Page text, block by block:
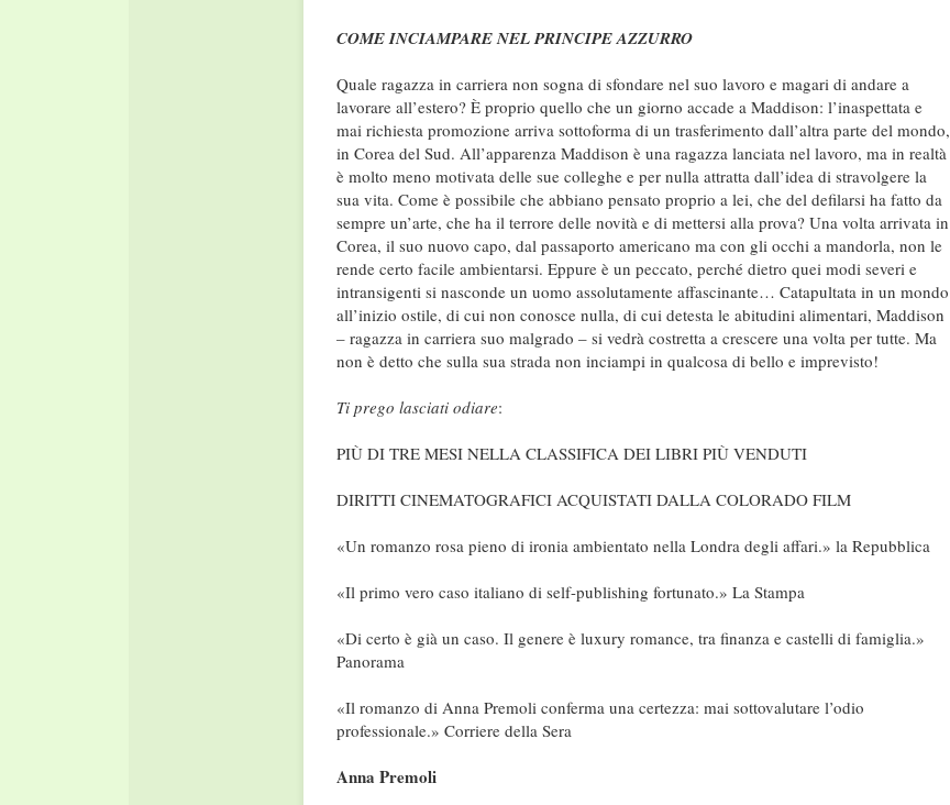
COME INCIAMPARE NEL PRINCIPE AZZURRO
Quale ragazza in carriera non sogna di sfondare nel suo lavoro e magari di andare a
lavorare all’estero? È proprio quello che un giorno accade a Maddison: l’inaspettata e
mai richiesta promozione arriva sottoforma di un trasferimento dall’altra parte del mondo,
in Corea del Sud. All’apparenza Maddison è una ragazza lanciata nel lavoro, ma in realtà
è molto meno motivata delle sue colleghe e per nulla attratta dall’idea di stravolgere la
sua vita. Come è possibile che abbiano pensato proprio a lei, che del defilarsi ha fatto da
sempre un’arte, che ha il terrore delle novità e di mettersi alla prova? Una volta arrivata in
Corea, il suo nuovo capo, dal passaporto americano ma con gli occhi a mandorla, non le
rende certo facile ambientarsi. Eppure è un peccato, perché dietro quei modi severi e
intransigenti si nasconde un uomo assolutamente affascinante… Catapultata in un mondo
all’inizio ostile, di cui non conosce nulla, di cui detesta le abitudini alimentari, Maddison
– ragazza in carriera suo malgrado – si vedrà costretta a crescere una volta per tutte. Ma
non è detto che sulla sua strada non inciampi in qualcosa di bello e imprevisto!
Ti prego lasciati odiare:
PIÙ DI TRE MESI NELLA CLASSIFICA DEI LIBRI PIÙ VENDUTI
DIRITTI CINEMATOGRAFICI ACQUISTATI DALLA COLORADO FILM
«Un romanzo rosa pieno di ironia ambientato nella Londra degli affari.» la Repubblica
«Il primo vero caso italiano di self-publishing fortunato.» La Stampa
«Di certo è già un caso. Il genere è luxury romance, tra finanza e castelli di famiglia.»
Panorama
«Il romanzo di Anna Premoli conferma una certezza: mai sottovalutare l’odio
professionale.» Corriere della Sera
Anna Premoli